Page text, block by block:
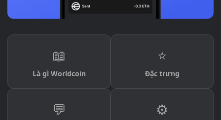
📖
Là gì Worldcoin
⭐
Đặc trưng
💬 ⚙️